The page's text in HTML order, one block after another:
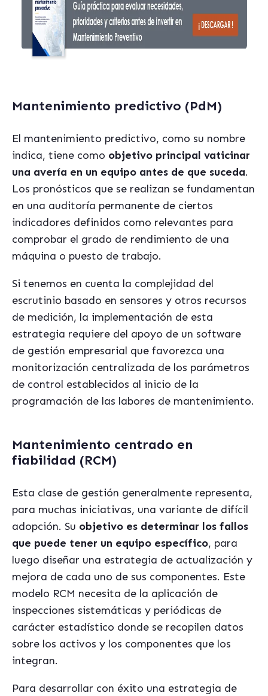
Mantenimiento predictivo (PdM)
El mantenimiento predictivo, como su nombre
indica, tiene como objetivo principal vaticinar
una avería en un equipo antes de que suceda.
Los pronósticos que se realizan se fundamentan
en una auditoría permanente de ciertos
indicadores definidos como relevantes para
comprobar el grado de rendimiento de una
máquina o puesto de trabajo.
Si tenemos en cuenta la complejidad del
escrutinio basado en sensores y otros recursos
de medición, la implementación de esta
estrategia requiere del apoyo de un software
de gestión empresarial que favorezca una
monitorización centralizada de los parámetros
de control establecidos al inicio de la
programación de las labores de mantenimiento.
Mantenimiento centrado en
fiabilidad (RCM)
Esta clase de gestión generalmente representa,
para muchas iniciativas, una variante de difícil
adopción. Su objetivo es determinar los fallos
que puede tener un equipo específico, para
luego diseñar una estrategia de actualización y
mejora de cada uno de sus componentes. Este
modelo RCM necesita de la aplicación de
inspecciones sistemáticas y periódicas de
carácter estadístico donde se recopilen datos
sobre los activos y los componentes que los
integran.
Para desarrollar con éxito una estrategia de